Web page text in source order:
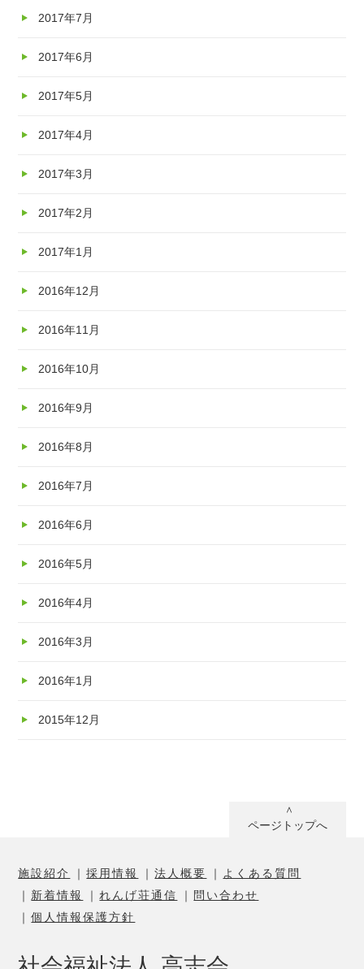
2017年7月
2017年6月
2017年5月
2017年4月
2017年3月
2017年2月
2017年1月
2016年12月
2016年11月
2016年10月
2016年9月
2016年8月
2016年7月
2016年6月
2016年5月
2016年4月
2016年3月
2016年1月
2015年12月
ページトップへ
施設紹介 採用情報 法人概要
よくある質問
新着情報
れんげ荘通信
問い合わせ
個人情報保護方針